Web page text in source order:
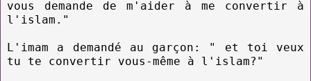
vous demande de m'aider à me convertir à
l'islam."
L'imam a demandé au garçon: " et toi veux
tu te convertir vous-même à l'islam?"